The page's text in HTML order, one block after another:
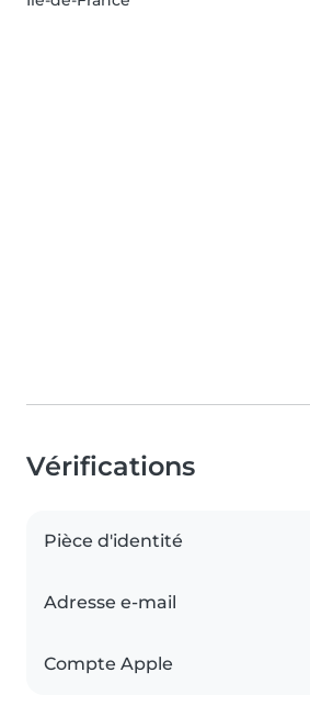
Vérifications
Pièce d'identité
Adresse e-mail
Compte Apple